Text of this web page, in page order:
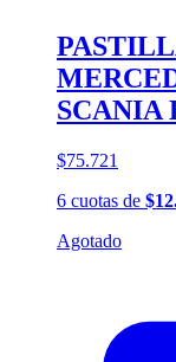
SCANIA
$75.721
6 cuotas de
Agotado